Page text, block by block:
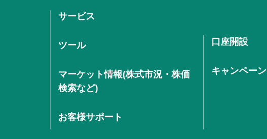
サービス
ツール
マーケット情報(株式市況・株価
検索など)
お客様サポート
口座開設
キャンペーン